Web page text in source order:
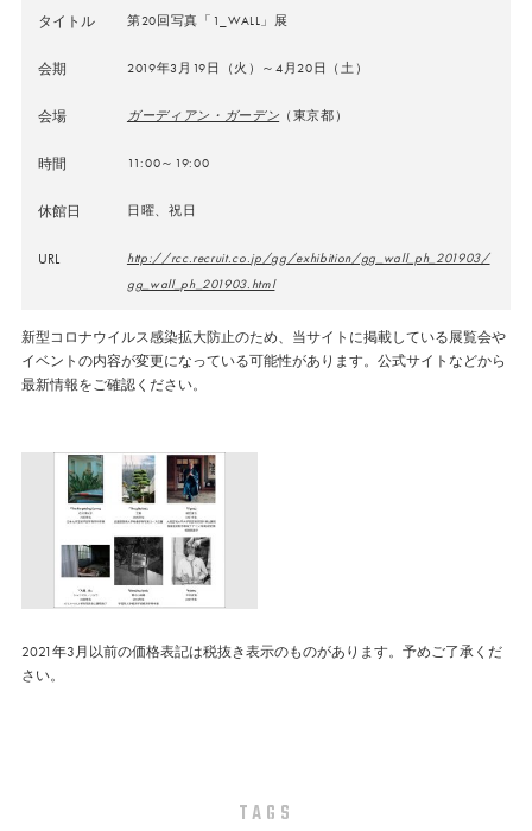
タイトル 第20回写真「1_WALL」展
会期 2019年3月19日（火）～4月20日（土）
会場 ガーディアン・ガーデン （東京都）
時間 11:00～19:00
休館日 日曜、祝日
URL
http://rcc.recruit.co.jp/gg/exhibition/gg_wall_ph_201903/
gg_wall_ph_201903.html
新型コロナウイルス感染拡大防止のため、当サイトに掲載している展覧会や
イベントの内容が変更になっている可能性があります。公式サイトなどから
最新情報をご確認ください。
2021年3月以前の価格表記は税抜き表示のものがあります。予めご了承くだ
さい。
TAGS